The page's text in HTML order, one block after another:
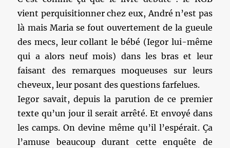
vient perquisitionner chez eux, André n’est pas
là mais Maria se fout ouvertement de la gueule
des mecs, leur collant le bébé (Iegor lui-même
qui a alors neuf mois) dans les bras et leur
faisant des remarques moqueuses sur leurs
cheveux, leur posant des questions farfelues.
Iegor savait, depuis la parution de ce premier
texte qu’un jour il serait arrêté. Et envoyé dans
les camps. On devine même qu’il l’espérait. Ça
l’amuse beaucoup durant cette enquête de